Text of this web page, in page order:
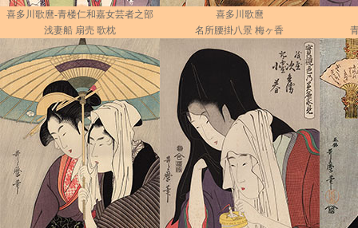
喜多川歌麿-青楼仁和嘉女芸者之部
浅妻船 扇売 歌枕
喜多川歌麿
名所腰掛八景 梅ヶ香